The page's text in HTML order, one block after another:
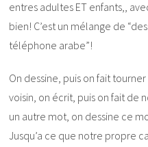
entres adultes ET enfants,,
bien! C’est un mélange de
téléphone arabe”!
On dessine, puis on fait
voisin, on écrit, puis on fait de
un autre mot, on dessine ce
Jusqu’a ce que notre propre